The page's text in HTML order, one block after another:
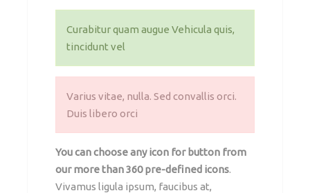
Curabitur quam augue Vehicula quis,
tincidunt vel
Varius vitae, nulla. Sed convallis orci.
Duis libero orci
You can choose any icon for button from
our more than 360 pre-defined icons.
Vivamus ligula ipsum, faucibus at,